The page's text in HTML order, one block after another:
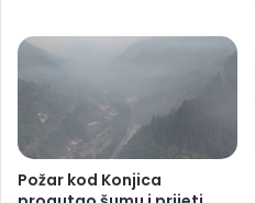
Požar kod Konjica